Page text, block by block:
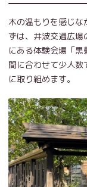
木の温もりを感じ
ずは、井波交通広
にある体験会場「
間に合わせて少人
に取り組めます。